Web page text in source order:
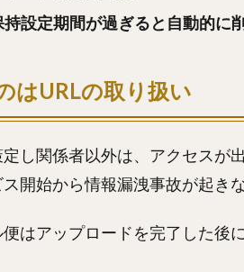
設定期間が過ぎると自動的に
はURLの取り扱い
し関係者以外は、アクセスが
開始から情報漏洩事故が起き
はアップロードを完了した後